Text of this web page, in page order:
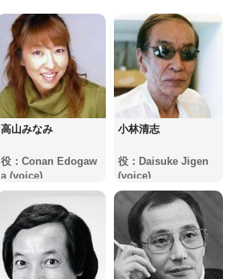
高山みなみ
役：Conan Edogaw
a (voice)
小林清志
役：Daisuke Jigen
(voice)